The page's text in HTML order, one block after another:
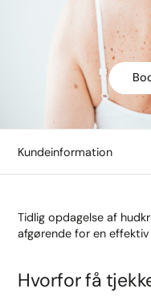
Kundeinformation
Tidlig opdagelse af
afgørende for en
Hvorfor få